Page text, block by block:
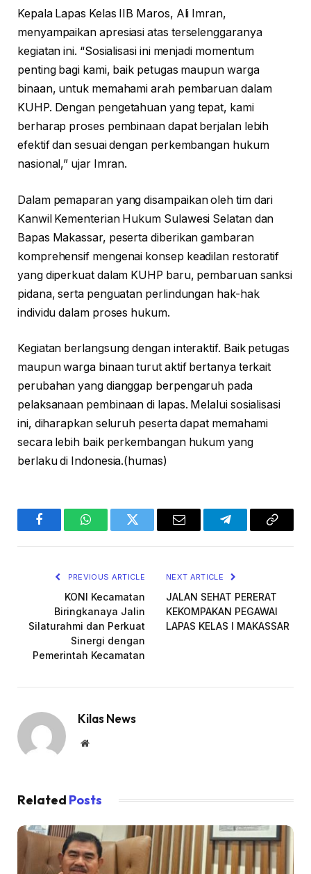
Kepala Lapas Kelas IIB Maros, Ali Imran,
menyampaikan apresiasi atas terselenggaranya
kegiatan ini. “Sosialisasi ini menjadi momentum
penting bagi kami, baik petugas maupun warga
binaan, untuk memahami arah pembaruan dalam
KUHP. Dengan pengetahuan yang tepat, kami
berharap proses pembinaan dapat berjalan lebih
efektif dan sesuai dengan perkembangan hukum
nasional,” ujar Imran.
Dalam pemaparan yang disampaikan oleh tim dari
Kanwil Kementerian Hukum Sulawesi Selatan dan
Bapas Makassar, peserta diberikan gambaran
komprehensif mengenai konsep keadilan restoratif
yang diperkuat dalam KUHP baru, pembaruan sanksi
pidana, serta penguatan perlindungan hak-hak
individu dalam proses hukum.
Kegiatan berlangsung dengan interaktif. Baik petugas
maupun warga binaan turut aktif bertanya terkait
perubahan yang dianggap berpengaruh pada
pelaksanaan pembinaan di lapas. Melalui sosialisasi
ini, diharapkan seluruh peserta dapat memahami
secara lebih baik perkembangan hukum yang
berlaku di Indonesia.(humas)
FacebookWhatsAppTwitter Email TelegramCopy
PREVIOUS ARTICLE
KONI Kecamatan
Biringkanaya Jalin
Silaturahmi dan Perkuat
Sinergi dengan
Pemerintah Kecamatan
NEXT ARTICLE
JALAN SEHAT PERERAT
KEKOMPAKAN PEGAWAI
LAPAS KELAS I MAKASSAR
Kilas News
Website
Related Posts